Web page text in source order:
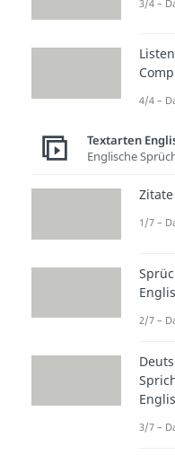
gibt
eine
mit
3/4 –
4/4 –
Textarten
Englische
1/7 –
2/7 –
3/7 –